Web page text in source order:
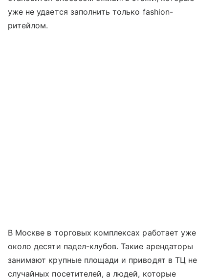
уже не удается заполнить только fashion-
ритейлом.
В Москве в торговых комплексах работает уже
около десяти падел-клубов. Такие арендаторы
занимают крупные площади и приводят в ТЦ не
случайных посетителей, а людей, которые